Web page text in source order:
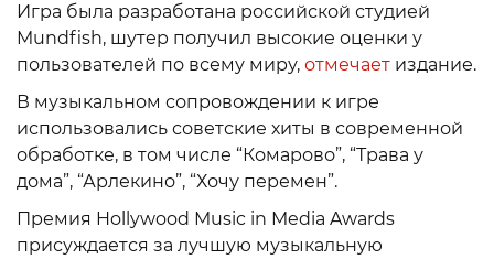
Игра была разработана российской студией
Mundfish, шутер получил высокие оценки у
пользователей по всему миру, отмечает издание.
В музыкальном сопровождении к игре
использовались советские хиты в современной
обработке, в том числе “Комарово”, “Трава у
дома”, “Арлекино”, “Хочу перемен”.
Премия Hollywood Music in Media Awards
присуждается за лучшую музыкальную